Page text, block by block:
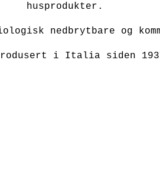
husprodukter.
nedbrytbare og
i Italia siden